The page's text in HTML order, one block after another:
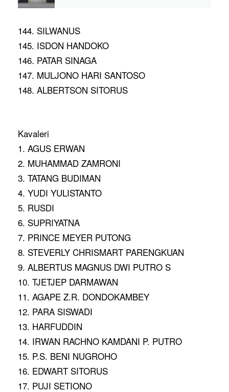
144. SILWANUS
145. ISDON HANDOKO
146. PATAR SINAGA
147. MULJONO HARI SANTOSO
148. ALBERTSON SITORUS
Kavaleri
1. AGUS ERWAN
2. MUHAMMAD ZAMRONI
3. TATANG BUDIMAN
4. YUDI YULISTANTO
5. RUSDI
6. SUPRIYATNA
7. PRINCE MEYER PUTONG
8. STEVERLY CHRISMART PARENGKUAN
9. ALBERTUS MAGNUS DWI PUTRO S
10. TJETJEP DARMAWAN
11. AGAPE Z.R. DONDOKAMBEY
12. PARA SISWADI
13. HARFUDDIN
14. IRWAN RACHNO KAMDANI P. PUTRO
15. P.S. BENI NUGROHO
16. EDWART SITORUS
17. PUJI SETIONO